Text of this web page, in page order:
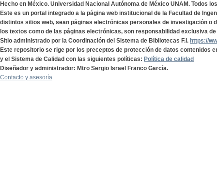
Hecho en México. Universidad Nacional Autónoma de México UNAM. Todos
Este es un portal integrado a la página web institucional de la Facultad de
distintos sitios web, sean páginas electrónicas personales de investigación o
los textos como de las páginas electrónicas, son responsabilidad exclusiva
Sitio administrado por la Coordinación del Sistema de Bibliotecas F.I. https://
Este repositorio se rige por los preceptos de protección de datos contenidos
y el Sistema de Calidad con las siguientes políticas: Política de calidad
Diseñador y administrador: Mtro Sergio Israel Franco García.
Contacto y asesoría